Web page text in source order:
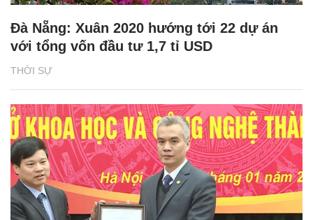
THỜI SỰ
Đà Nẵng: Xuân 2020 hướng tới 22 dự án
với tổng vốn đầu tư 1,7 tỉ USD